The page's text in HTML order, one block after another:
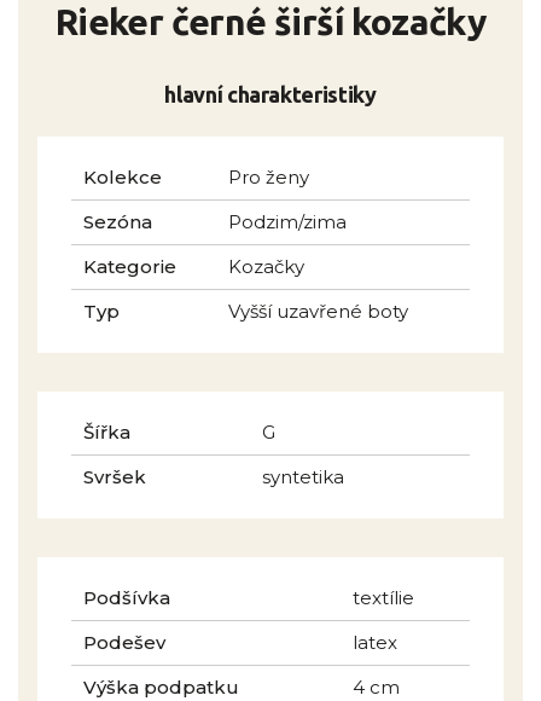
Rieker černé širší kozačky
hlavní charakteristiky
Kolekce
Pro ženy
Sezóna
Podzim/zima
Kategorie
Kozačky
Typ
Vyšší uzavřené boty
Šířka
G
Svršek
syntetika
Podšívka
textílie
Podešev
latex
Výška podpatku
4 cm